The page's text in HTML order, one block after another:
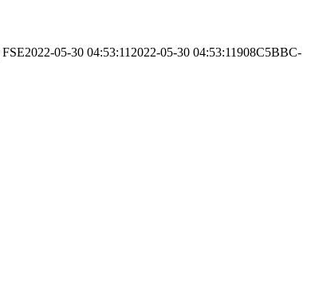
FSE2022-05-30 04:53:11 2022-05-30 04:53:11908C5BBC-